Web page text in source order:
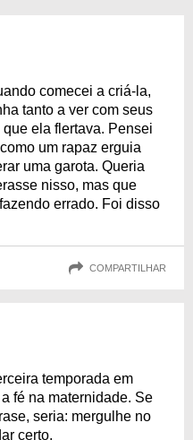
comecei a criá-la,
tanto a ver com seus
ela flertava. Pensei
um rapaz erguia
uma garota. Queria
nisso, mas que
errado. Foi disso
COMPARTILHAR
temporada em
fé na maternidade. Se
seria: mergulhe no
certo.